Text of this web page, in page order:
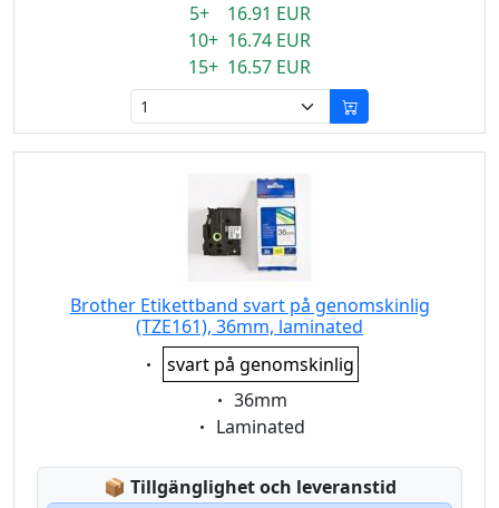
5+ 16.91 EUR
10+ 16.74 EUR
15+ 16.57 EUR
Brother Etikettband svart på genomskinlig
(TZE161), 36mm, laminated
Eigenschaft:
svart på genomskinlig
Eigenschaft:
36mm
Eigenschaft:
Laminated
📦 Lagerstatus:
Tillgänglighet och leveranstid